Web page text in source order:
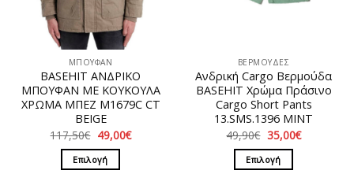
ΜΠΟΥΦΑΝ
BASEHIT ΑΝΔΡΙΚΟ
ΜΠΟΥΦΑΝ ΜΕ ΚΟΥΚΟΥΛΑ
ΧΡΩΜΑ ΜΠΕΖ Μ1679C CT
BEIGE
117,50€ Original
price
was:
117,50€.
49,00€Η
Επιλογή
ΒΕΡΜΟΥΔΕΣ
Ανδρική Cargo Βερμούδα
BASEHIT Χρώμα Πράσινο
Cargo Short Pants
13.SMS.1396 MINT
49,90€ Original
price
was:
49,90€.
35,00€Η
Επιλογή